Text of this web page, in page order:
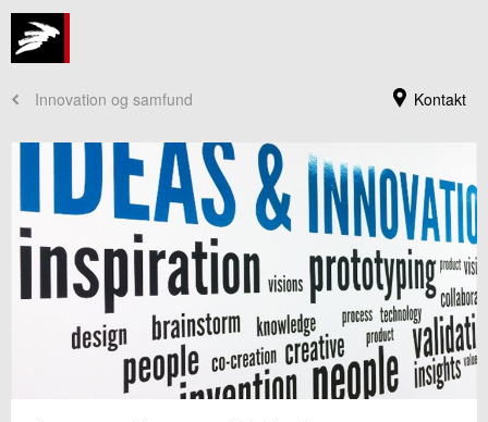
Kontakt
Innovation og samfund
Jeg er din kontaktperson